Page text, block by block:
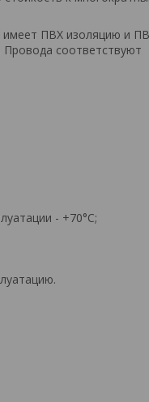
имеет ПВХ изоляцию и
соответствуют
- +70°С;